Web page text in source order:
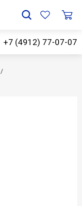
+7 (4912) 77-07-07